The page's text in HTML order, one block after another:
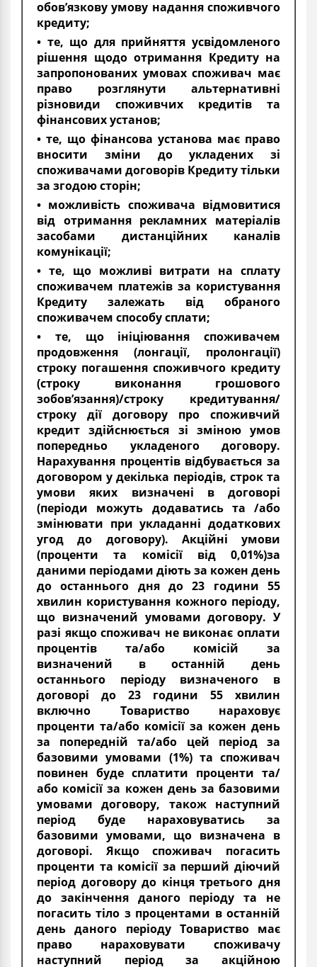
обов’язкову умову надання споживчого
кредиту;
• те, що для прийняття усвідомленого
рішення щодо отримання Кредиту на
запропонованих умовах споживач має
право розглянути альтернативні
різновиди споживчих кредитів та
фінансових установ;
• те, що фінансова установа має право
вносити зміни до укладених зі
споживачами договорів Кредиту тільки
за згодою сторін;
• можливість споживача відмовитися
від отримання рекламних матеріалів
засобами дистанційних каналів
комунікації;
• те, що можливі витрати на сплату
споживачем платежів за користування
Кредиту залежать від обраного
споживачем способу сплати;
• те, що ініціювання споживачем
продовження (лонгації, пролонгації)
строку погашення споживчого кредиту
(строку виконання грошового
зобов’язання)/строку кредитування/
строку дії договору про споживчий
кредит здійснюється зі зміною умов
попередньо укладеного договору.
Нарахування процентів відбувається за
договором у декілька періодів, строк та
умови яких визначені в договорі
(періоди можуть додаватись та /або
змінювати при укладанні додаткових
угод до договору). Акційні умови
(проценти та комісії від 0,01%)за
даними періодами діють за кожен день
до останнього дня до 23 години 55
хвилин користування кожного періоду,
що визначений умовами договору. У
разі якщо споживач не виконає оплати
процентів та/або комісій за
визначений в останній день
останнього періоду визначеного в
договорі до 23 години 55 хвилин
включно Товариство нараховує
проценти та/або комісії за кожен день
за попередній та/або цей період за
базовими умовами (1%) та споживач
повинен буде сплатити проценти та/
або комісії за кожен день за базовими
умовами договору, також наступний
період буде нараховуватись за
базовими умовами, що визначена в
договорі. Якщо споживач погасить
проценти та комісії за перший діючий
період договору до кінця третього дня
до закінчення даного періоду та не
погасить тіло з процентами в останній
день даного періоду Товариство має
право нараховувати споживачу
наступний період за акційною